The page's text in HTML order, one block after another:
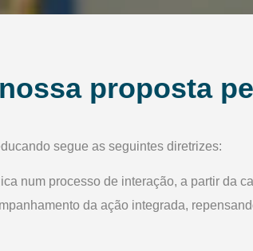
proposta
segue as seguintes diretrizes:
num processo de interação, a partir da
da ação integrada,